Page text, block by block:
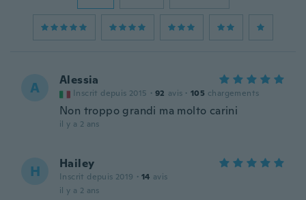
A Alessia
Inscrit depuis 2015 · 92 avis · 105 chargements
Non troppo grandi ma molto carini
il y a 2 ans
H Hailey
Inscrit depuis 2019 · 14 avis
il y a 2 ans